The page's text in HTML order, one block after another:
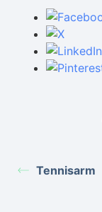
Tennisarm